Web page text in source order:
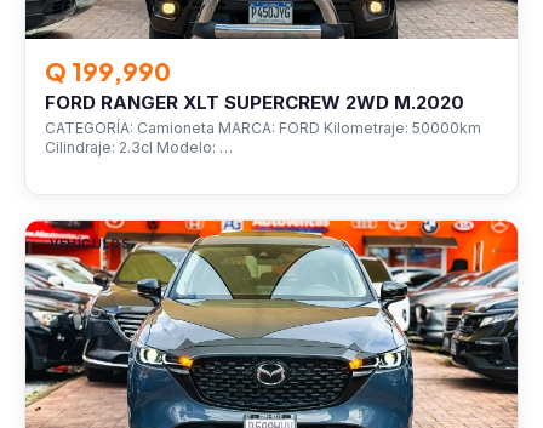
Q 199,990
FORD RANGER XLT SUPERCREW 2WD M.2020
CATEGORÍA: Camioneta MARCA: FORD Kilometraje: 50000km
Cilindraje: 2.3cl Modelo: …
VEHÍCULOS